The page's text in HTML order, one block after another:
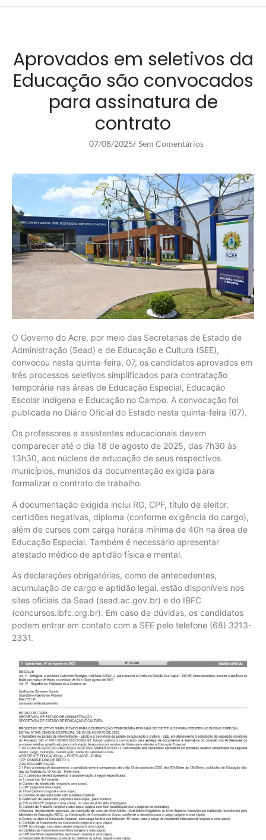
Aprovados em seletivos da
Educação são convocados
para assinatura de
contrato
07/08/2025/ Sem Comentários
O Governo do Acre, por meio das Secretarias de Estado de
Administração (Sead) e de Educação e Cultura (SEE),
convocou nesta quinta-feira, 07, os candidatos aprovados em
três processos seletivos simplificados para contratação
temporária nas áreas de Educação Especial, Educação
Escolar Indígena e Educação no Campo. A convocação foi
publicada no Diário Oficial do Estado nesta quinta-feira (07).
Os professores e assistentes educacionais devem
comparecer até o dia 18 de agosto de 2025, das 7h30 às
13h30, aos núcleos de educação de seus respectivos
municípios, munidos da documentação exigida para
formalizar o contrato de trabalho.
A documentação exigida inclui RG, CPF, título de eleitor,
certidões negativas, diploma (conforme exigência do cargo),
além de cursos com carga horária mínima de 40h na área de
Educação Especial. Também é necessário apresentar
atestado médico de aptidão física e mental.
As declarações obrigatórias, como de antecedentes,
acumulação de cargo e aptidão legal, estão disponíveis nos
sites oficiais da Sead (sead.ac.gov.br) e do IBFC
(concursos.ibfc.org.br). Em caso de dúvidas, os candidatos
podem entrar em contato com a SEE pelo telefone (68) 3213-
2331.